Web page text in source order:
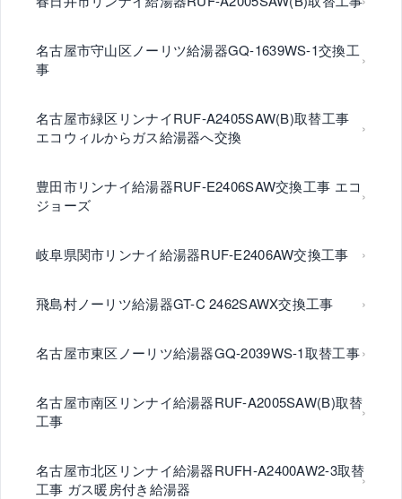
名古屋市守山区ノーリツ給湯器GQ-1639WS-1交換工
事
名古屋市緑区リンナイRUF-A2405SAW(B)取替工事
エコウィルからガス給湯器へ交換
豊田市リンナイ給湯器RUF-E2406SAW交換工事 エコ
ジョーズ
岐阜県関市リンナイ給湯器RUF-E2406AW交換工事
飛島村ノーリツ給湯器GT-C 2462SAWX交換工事
名古屋市東区ノーリツ給湯器GQ-2039WS-1取替工事
名古屋市南区リンナイ給湯器RUF-A2005SAW(B)取替
工事
名古屋市北区リンナイ給湯器RUFH-A2400AW2-3取替
工事 ガス暖房付き給湯器